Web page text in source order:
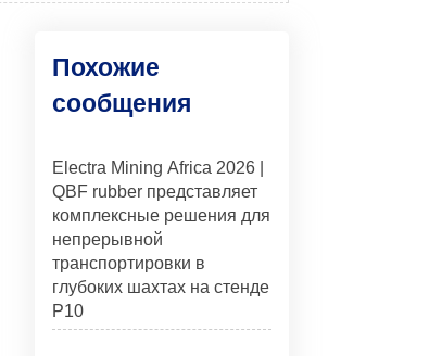
Похожие
сообщения
Electra Mining Africa 2026 |
QBF rubber представляет
комплексные решения для
непрерывной
транспортировки в
глубоких шахтах на стенде
P10